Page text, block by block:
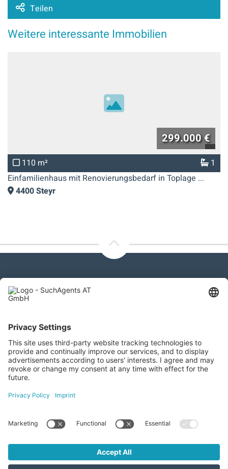
Teilen
Weitere interessante Immobilien
299.000 €
110 m²
1
Einfamilienhaus mit Renovierungsbedarf in Toplage ...
4400Steyr
Kontaktieren Sie uns
SuchAgents AT GmbH
Gewerbeallee 13a, 4221 Steyregg
+43 732 266 299
info@suchagents.at
Besuchen Sie uns auch hier